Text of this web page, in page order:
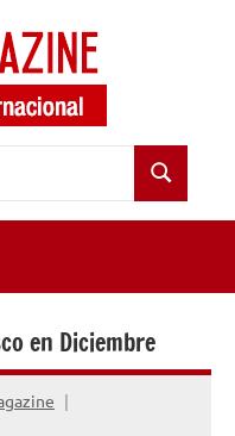
Buscar
en Diciembre